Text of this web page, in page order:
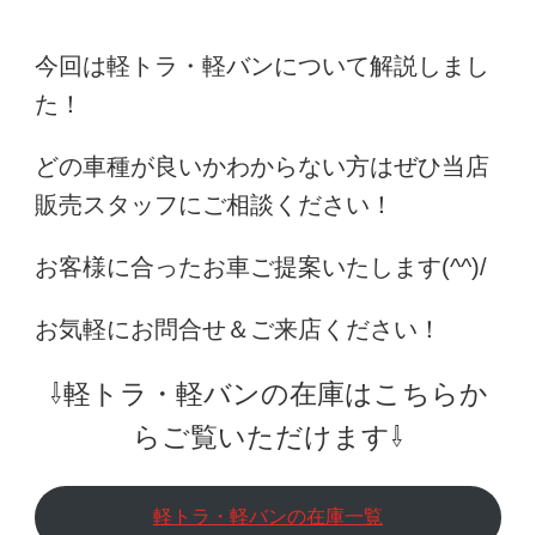
今回は軽トラ・軽バンについて解説しまし
た！
どの車種が良いかわからない方はぜひ当店
販売スタッフにご相談ください！
お客様に合ったお車ご提案いたします(^^)/
お気軽にお問合せ＆ご来店ください！
⇩軽トラ・軽バンの在庫はこちらか
らご覧いただけます⇩
軽トラ・軽バンの在庫一覧